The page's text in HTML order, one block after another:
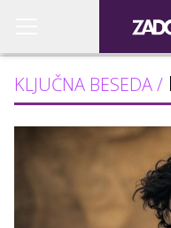
KLJUČNA BESEDA /